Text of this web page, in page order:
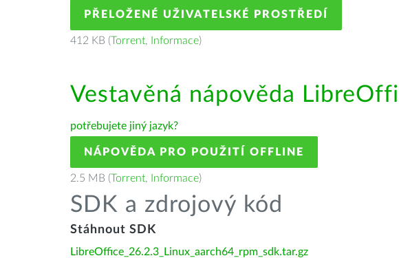
PŘELOŽENÉ UŽIVATELSKÉ PROSTŘEDÍ
412 KB (Torrent, Informace)
Vestavěná nápověda
potřebujete jiný jazyk?
NÁPOVĚDA PRO POUŽITÍ OFFLINE
2.5 MB (Torrent, Informace)
SDK a zdrojový kód
Stáhnout SDK
LibreOffice_26.2.3_Linux_aarch64_rpm_sdk.tar.gz